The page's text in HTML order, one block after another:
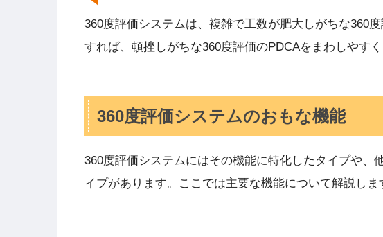
360度評価システムは、複雑で工数が肥大しがちな360
すれば、頓挫しがちな360度評価のPDCAをまわしやすく
360度評価システムのおもな機能
360度評価システムにはその機能に特化したタイプや、
イプがあります。ここでは主要な機能について解説しま